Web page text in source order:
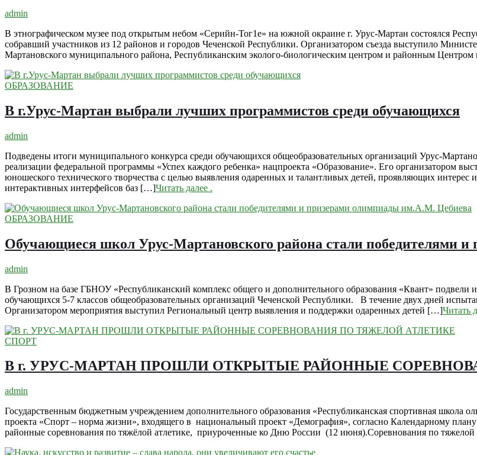
admin
В этнографическом музее под открытым небом «Серийн-Тог1е» на южной окраине г. Урус-Мартан состоялся
собравший участников из 12 районов и городов Чеченской Республики. Организатором съезда выступило
Мартановского муниципального района, Республиканским эколого-биологическим центром и районным
ОБРАЗОВАНИЕ
В г.Урус-Мартан выбрали лучших программистов среди обучающихся
admin
Подведены итоги муниципального конкурса среди обучающихся общеобразовательных организаций Урус-
реализации федеральной программы «Успех каждого ребенка» нацпроекта «Образование». Его организатором
юношеского технического творчества с целью выявления одаренных и талантливых детей, проявляющих
интерактивных интерфейсов баз […]Читать далее .
ОБРАЗОВАНИЕ
Обучающиеся школ Урус-Мартановского района стали победителями
admin
В Грозном на базе ГБНОУ «Республиканский комплекс общего и дополнительного образования «Квант»
обучающихся 5-7 классов общеобразовательных организаций Чеченской Республики. В течение двух дней
Организатором мероприятия выступил Региональный центр выявления и поддержки одаренных детей […]Читать
СПОРТ
В г. УРУС-МАРТАН ПРОШЛИ ОТКРЫТЫЕ РАЙОННЫЕ
admin
Государственным бюджетным учреждением дополнительного образования «Республиканская спортивная школа
проекта «Спорт – норма жизни», входящего в национальный проект «Демография», согласно Календарному
районные соревнования по тяжёлой атлетике, приуроченные ко Дню России (12 июня).Соревнования по